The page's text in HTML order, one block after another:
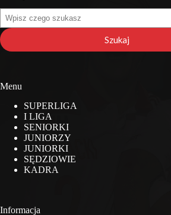
Szukaj
na
stronie
Szukaj
Menu
SUPERLIGA
I LIGA
SENIORKI
JUNIORZY
JUNIORKI
SĘDZIOWIE
KADRA
Informacja